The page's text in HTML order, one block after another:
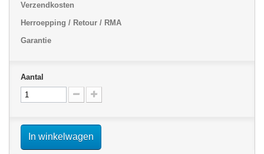
Verzendkosten
Herroepping / Retour / RMA
Garantie
Aantal
In winkelwagen